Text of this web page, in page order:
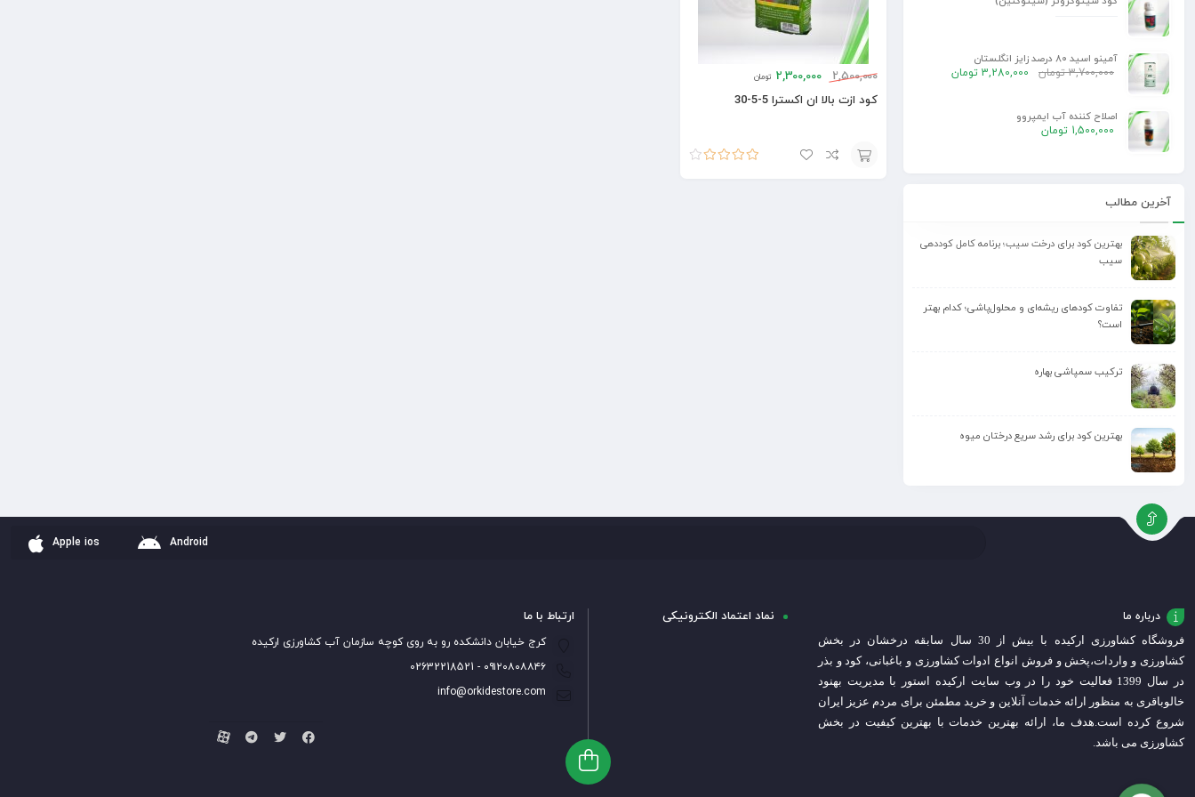
2,500,000
2,300,000 تومان
کود ازت بالا ان اکسترا 5-5-30
آمینو اسید 80 درصد زایز انگلستان
3,700,000 تومان 3,280,000 تومان
اصلاح کننده آب ایمپروو
1,500,000 تومان
آخرین مطالب
بهترین کود برای درخت سیب؛ برنامه کامل کوددهی
سیب
تفاوت کودهای ریشه‌ای و محلول‌پاشی؛ کدام بهتر
است؟
ترکیب سمپاشی بهاره
بهترین کود برای رشد سریع درختان میوه
Apple ios Android
درباره ما
فروشگاه کشاورزی ارکیده با بیش از 30 سال سابقه درخشان در بخش
کشاورزی و واردات،پخش و فروش انواع ادوات کشاورزی و باغبانی، کود و بذر
در سال 1399 فعالیت خود را در وب سایت ارکیده استور با مدیریت بهنود
خالوباقری به منظور ارائه خدمات آنلاین و خرید مطمئن برای مردم عزیز ایران
شروع کرده است. هدف ما، ارائه بهترین خدمات با بهترین کیفیت در بخش
کشاورزی می باشد.
نماد اعتماد الکترونیکی ارتباط با ما
کرج خیابان دانشکده رو به روی کوچه سازمان آب کشاورزی ارکیده
۰۹۱۲۰۸۰۸۸۴۶ - 02632218521
info@orkidestore.com